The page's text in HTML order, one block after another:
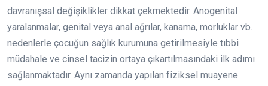
davranışsal değişiklikler dikkat çekmektedir. Anogenital
yaralanmalar, genital veya anal ağrılar, kanama, morluklar vb.
nedenlerle çocuğun sağlık kurumuna getirilmesiyle tıbbi
müdahale ve cinsel tacizin ortaya çıkartılmasındaki ilk adımı
sağlanmaktadır. Aynı zamanda yapılan fiziksel muayene